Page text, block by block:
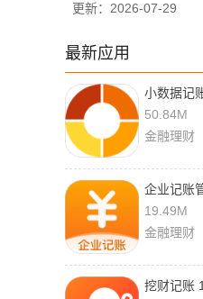
更新：2026-07-29
最新应用
小数据记
2.2.009 最
50.84M
金融理财
企业记账
3.9.11
19.49M
金融理财
挖财记账